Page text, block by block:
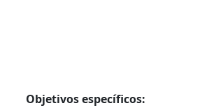
Objetivos específicos: